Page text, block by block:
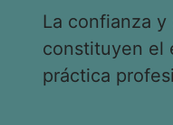
La confianza
constituyen el
práctica